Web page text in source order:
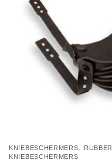
KNIEBESCHERMERS, RUBBER
KNIEBESCHERMERS